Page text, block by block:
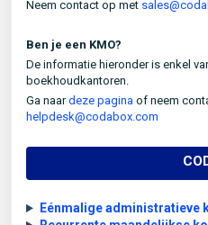
Neem contact op met
Ben je een KMO?
De informatie hieronder is enkel
boekhoudkantoren.
Ga naardeze pagina of neem
helpdesk@codabox.com
Eénmalige administratieve